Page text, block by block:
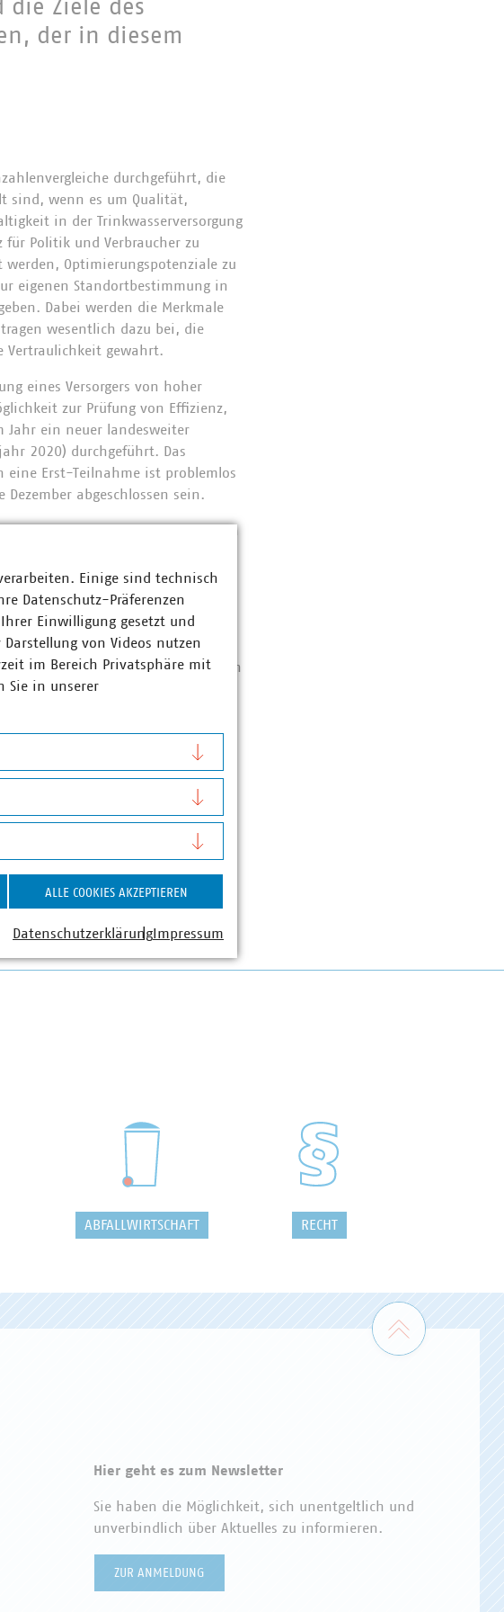
die Ziele des
der in diesem
durchgeführt, die
sind, wenn es um Qualität,
in der Trinkwasserversorgung
für Politik und Verbraucher zu
werden, Optimierungspotenziale zu
eigenen Standortbestimmung in
Dabei werden die Merkmale
wesentlich dazu bei, die
Vertraulichkeit gewahrt.
eines Versorgers von hoher
zur Prüfung von Effizienz,
ein neuer landesweiter
2020) durchgeführt. Das
eine Erst-Teilnahme ist problemlos
abgeschlossen sein.
für Umwelt, Energie, Bauen
Städte- und
Bremen,
Landesgruppe Nord) unterstützt.
öffentlichen Bericht des letzten
ABFALLWIRTSCHAFT RECHT
Zum
Hier geht es zum Newsletter
Sie haben die Möglichkeit, sich unentgeltlich und
unverbindlich über Aktuelles zu informieren.
ZUR ANMELDUNG
Einige sind technisch
Datenschutz-Präferenzen
Einwilligung gesetzt und
von Videos nutzen
im Bereich Privatsphäre mit
Sie in unserer
ALLE COOKIES AKZEPTIEREN
Datenschutzerklärung Impressum